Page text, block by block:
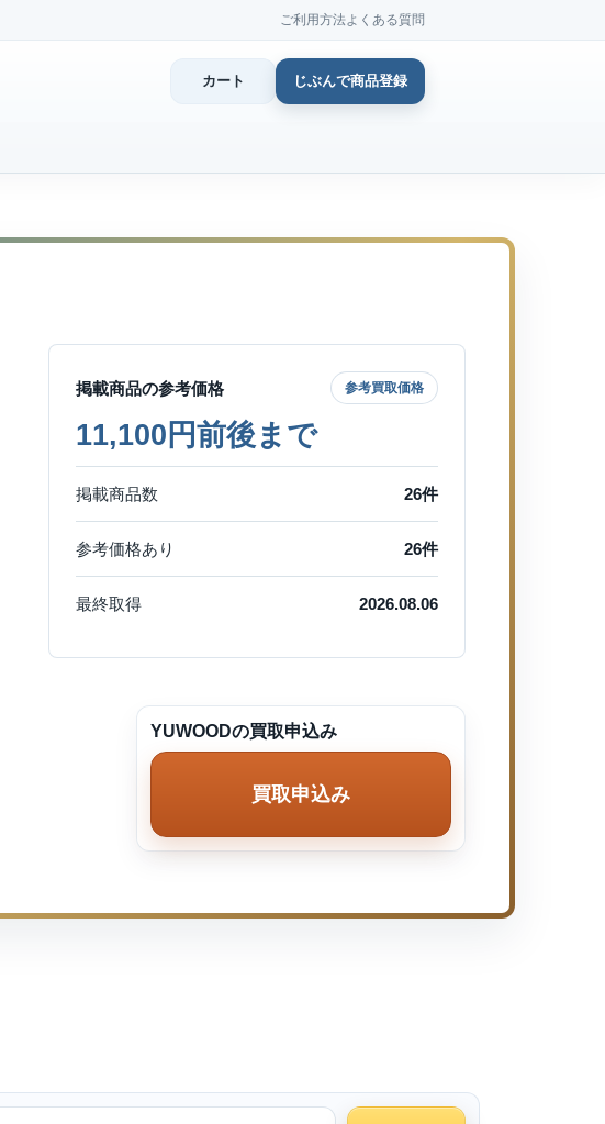
ご利用方法よくある質問
カート じぶんで商品登録
掲載商品の参考価格 参考買取価格
11,100円前後まで
掲載商品数 26件
参考価格あり 26件
最終取得 2026.08.06
YUWOODの買取申込み
買取申込み